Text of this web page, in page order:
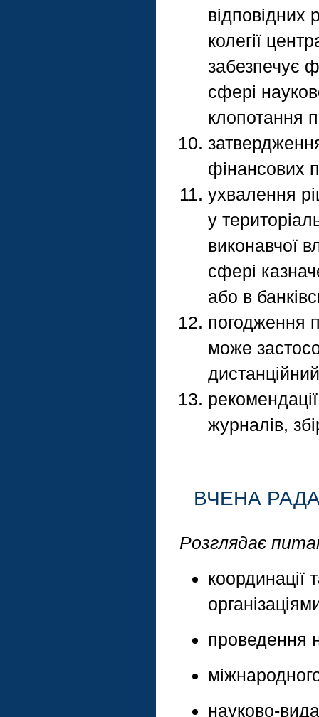
відповідних
колегії
забезпечує
сфері
клопотання
фінансових
ухвалення
у
виконавчої
сфері
або в
погодження
може
журналів,
ВЧЕНА
Розглядає
координації
проведення
науково-